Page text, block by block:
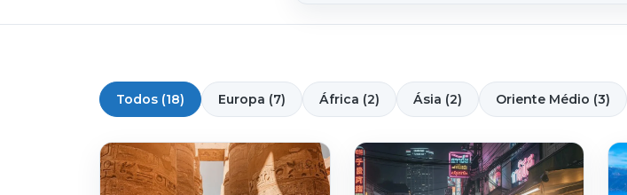
Todos (18) Europa (7) África (2) Ásia (2) Oriente Médio (3)